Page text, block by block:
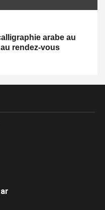
arabe au
rendez-vous